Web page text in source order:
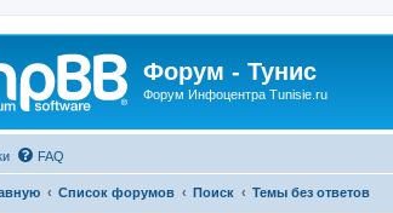
Форум - Тунис
Форум Инфоцентра Tunisie.ru
FAQ
Список форумов Поиск Темы без ответов